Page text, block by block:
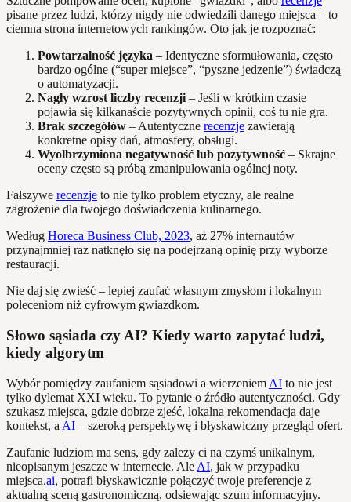
pisane przez ludzi, którzy nigdy nie odwiedzili danego miejsca – to
ciemna strona internetowych rankingów. Oto jak je rozpoznać:
Powtarzalność języka – Identyczne sformułowania, często
bardzo ogólne (“super miejsce”, “pyszne jedzenie”) świadczą
o automatyzacji.
Nagły wzrost liczby recenzji – Jeśli w krótkim czasie
pojawia się kilkanaście pozytywnych opinii, coś tu nie gra.
Brak szczegółów – Autentyczne recenzje zawierają
konkretne opisy dań, atmosfery, obsługi.
Wyolbrzymiona negatywność lub pozytywność – Skrajne
oceny często są próbą zmanipulowania ogólnej noty.
Fałszywe recenzje to nie tylko problem etyczny, ale realne
zagrożenie dla twojego doświadczenia kulinarnego.
Według Horeca Business Club, 2023, aż 27% internautów
przynajmniej raz natknęło się na podejrzaną opinię przy wyborze
restauracji.
Nie daj się zwieść – lepiej zaufać własnym zmysłom i lokalnym
poleceniom niż cyfrowym gwiazdkom.
Słowo sąsiada czy AI? Kiedy warto zapytać ludzi,
kiedy algorytm
Wybór pomiędzy zaufaniem sąsiadowi a wierzeniem AI to nie jest
tylko dylemat XXI wieku. To pytanie o źródło autentyczności. Gdy
szukasz miejsca, gdzie dobrze zjeść, lokalna rekomendacja daje
kontekst, a AI – szeroką perspektywę i błyskawiczny przegląd ofert.
Zaufanie ludziom ma sens, gdy zależy ci na czymś unikalnym,
nieopisanym jeszcze w internecie. Ale AI, jak w przypadku
miejsca.ai, potrafi błyskawicznie połączyć twoje preferencje z
aktualną sceną gastronomiczną, odsiewając szum informacyjny.